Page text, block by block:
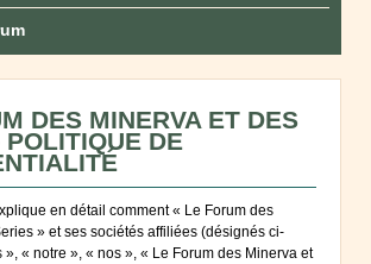
DES MINERVA ET DES
POLITIQUE DE
en détail comment « Le Forum des
» et ses sociétés affiliées (désignés ci-
« notre », « nos », « Le Forum des Minerva et